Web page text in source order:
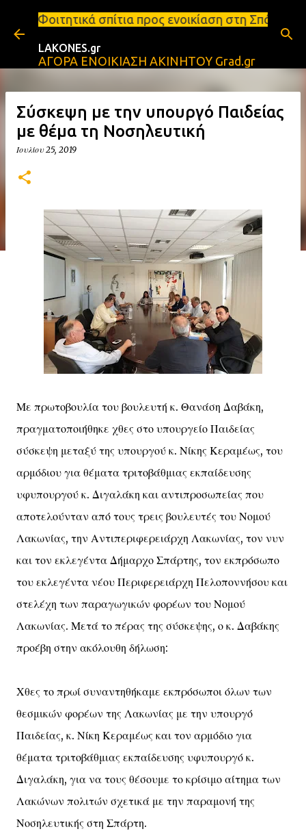
Μετάβαση στο κύριο περιεχόμενο
προς ενοικίαση στη Σπάρτη Ενοικιάσεις
LAKONES.gr
ΑΓΟΡΑ ΕΝΟΙΚΙΑΣΗ ΑΚΙΝΗΤΟΥ Grad.gr
Σύσκεψη με την υπουργό Παιδείας
με θέμα τη Νοσηλευτική
Ιουλίου 25, 2019
Με πρωτοβουλία του βουλευτή κ. Θανάση Δαβάκη,
πραγματοποιήθηκε χθες στο υπουργείο Παιδείας
σύσκεψη μεταξύ της υπουργού κ. Νίκης Κεραμέως, του
αρμόδιου για θέματα τριτοβάθμιας εκπαίδευσης
υφυπουργού κ. Διγαλάκη και αντιπροσωπείας που
αποτελούνταν από τους τρεις βουλευτές του Νομού
Λακωνίας, την Αντιπεριφερειάρχη Λακωνίας, τον νυν
και τον εκλεγέντα Δήμαρχο Σπάρτης, τον εκπρόσωπο
του εκλεγέντα νέου Περιφερειάρχη Πελοποννήσου και
στελέχη των παραγωγικών φορέων του Νομού
Λακωνίας. Μετά το πέρας της σύσκεψης, ο κ. Δαβάκης
προέβη στην ακόλουθη δήλωση:
Χθες το πρωί συναντηθήκαμε εκπρόσωποι όλων των
θεσμικών φορέων της Λακωνίας με την υπουργό
Παιδείας, κ. Νίκη Κεραμέως και τον αρμόδιο για
θέματα τριτοβάθμιας εκπαίδευσης υφυπουργό κ.
Διγαλάκη, για να τους θέσουμε το κρίσιμο αίτημα των
Λακώνων πολιτών σχετικά με την παραμονή της
Νοσηλευτικής στη Σπάρτη.